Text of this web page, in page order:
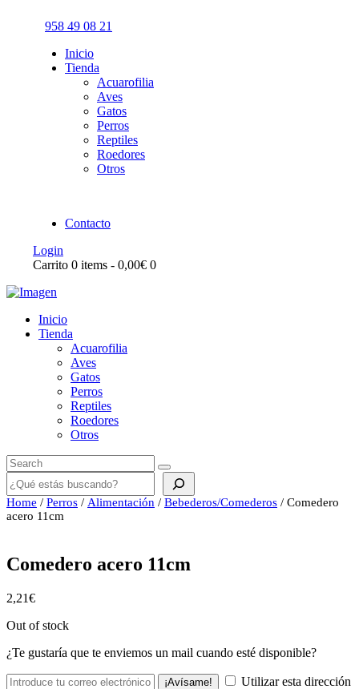
958 49 08 21
Inicio
Tienda
Acuarofilia
Aves
Gatos
Perros
Reptiles
Roedores
Otros
Contacto
Login
Carrito 0 items - 0,00€ 0
Inicio
Tienda
Acuarofilia
Aves
Gatos
Perros
Reptiles
Roedores
Otros
Buscar
Home / Perros / Alimentación / Bebederos/Comederos / Comedero
acero 11cm
Comedero acero 11cm
2,21€
Out of stock
¿Te gustaría que te enviemos un mail cuando esté disponible?
¡Avísame!
Utilizar esta dirección